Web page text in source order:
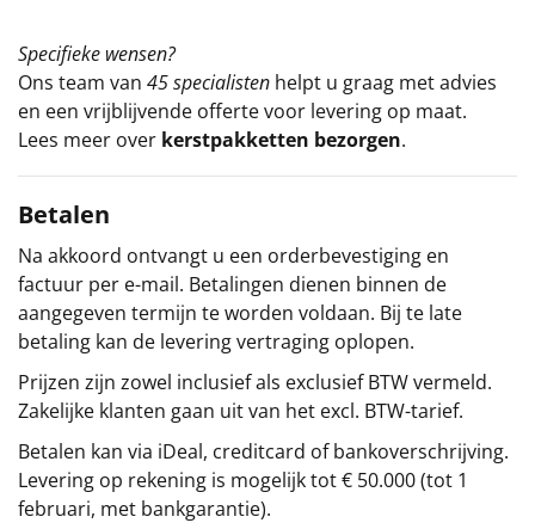
Specifieke wensen?
Ons team van 45 specialisten helpt u graag met advies
en een vrijblijvende offerte voor levering op maat.
Lees meer over kerstpakketten bezorgen.
Betalen
Na akkoord ontvangt u een orderbevestiging en
factuur per e-mail. Betalingen dienen binnen de
aangegeven termijn te worden voldaan. Bij te late
betaling kan de levering vertraging oplopen.
Prijzen zijn zowel inclusief als exclusief BTW vermeld.
Zakelijke klanten gaan uit van het excl. BTW-tarief.
Betalen kan via iDeal, creditcard of bankoverschrijving.
Levering op rekening is mogelijk tot € 50.000 (tot 1
februari, met bankgarantie).